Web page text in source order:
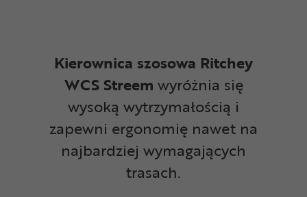
Kierownica szosowa Ritchey
WCS Streem wyróżnia się
wysoką wytrzymałością i
zapewni ergonomię nawet na
najbardziej wymagających
trasach.